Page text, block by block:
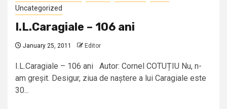
Uncategorized
I.L.Caragiale – 106 ani
January 25, 2011 Editor
I.L.Caragiale – 106 ani Autor: Cornel COTUȚIU Nu, n-
am greșit. Desigur, ziua de naștere a lui Caragiale este
30...